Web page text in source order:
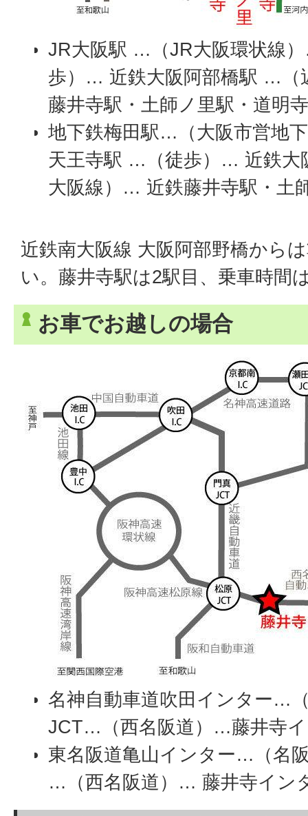
JR大阪駅 …（JR大阪環状線
歩）… 近鉄大阪阿部橋駅 …（
藤井寺駅・土師ノ里駅・道明
地下鉄梅田駅…（大阪市営地
天王寺駅 …（徒歩）… 近鉄大
大阪線）… 近鉄藤井寺駅・土
近鉄南大阪線 大阪阿部野橋から
い。藤井寺駅は2駅目、乗車時間
お車でお越しの場合
名神自動車道吹田インター…
JCT…（西名阪道）…藤井寺
東名阪道亀山インター…（名
…（西名阪道）… 藤井寺イン